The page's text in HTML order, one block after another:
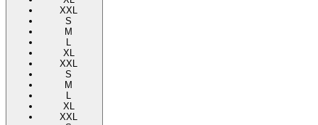
XXL
S
M
L
XL
XXL
S
M
L
XL
XXL